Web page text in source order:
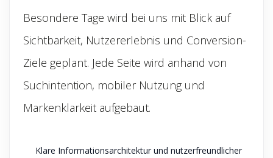
Besondere Tage wird bei uns mit Blick auf
Sichtbarkeit, Nutzererlebnis und Conversion-
Ziele geplant. Jede Seite wird anhand von
Suchintention, mobiler Nutzung und
Markenklarkeit aufgebaut.
Klare Informationsarchitektur und nutzerfreundlicher